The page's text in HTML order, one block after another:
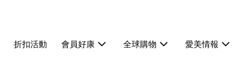
折扣活動 會員好康 全球購物 愛美情報